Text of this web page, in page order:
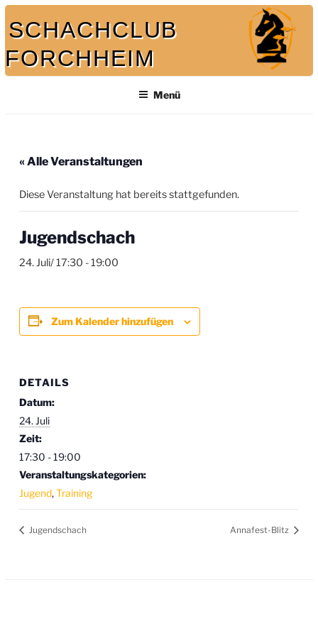
Zum
Inhalt
springen
SCHACHCLUB
FORCHHEIM
Menü
« Alle Veranstaltungen
Diese Veranstaltung hat bereits stattgefunden.
Jugendschach
24. Juli/ 17:30 -19:00
Zum Kalender hinzufügen
DETAILS
Datum:
24. Juli
Zeit:
17:30 - 19:00
Veranstaltungskategorien:
Jugend,Training
Jugendschach Annafest-Blitz